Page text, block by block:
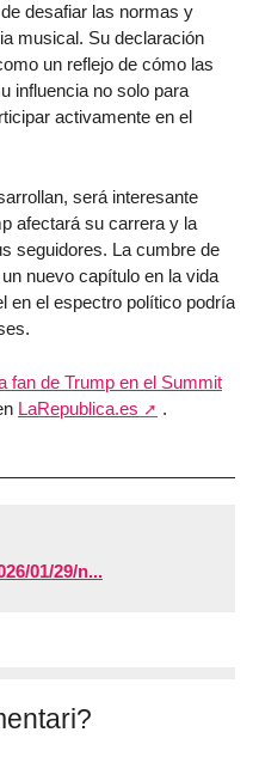
desafiar las normas y
musical. Su declaración
un reflejo de cómo las
influencia no solo para
activamente en el
será interesante
afectará su carrera y la
seguidores. La cumbre de
nuevo capítulo en la vida
en el espectro político podría
fan de Trump en el Summit
LaRepublica.es .
01/29/n...